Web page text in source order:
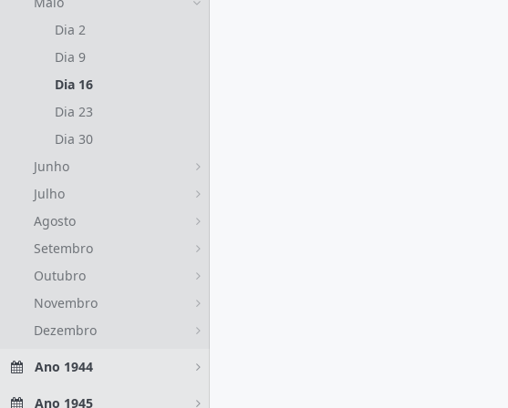
Dia 2
Dia 9
Dia 16
Dia 23
Dia 30
Junho
Julho
Agosto
Setembro
Outubro
Novembro
Dezembro
Ano 1944
Ano 1945